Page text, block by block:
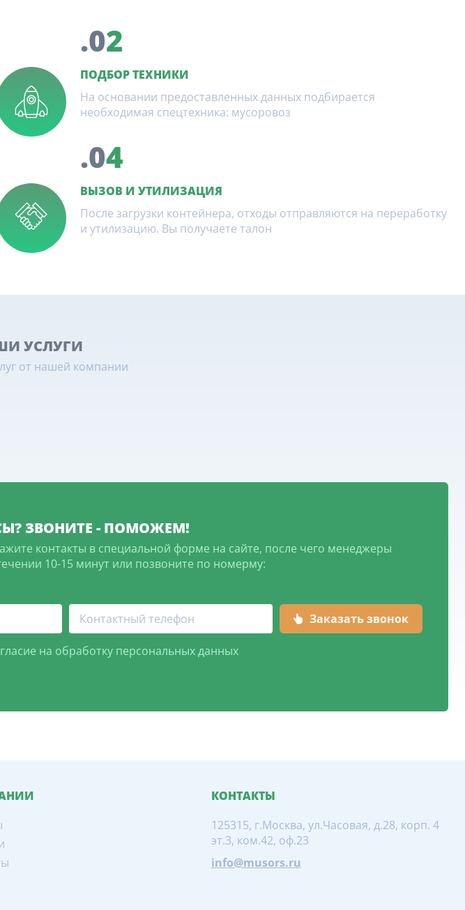
.02
ПОДБОР ТЕХНИКИ
На основании предоставленных данных подбирается
необходимая спецтехника: мусоровоз
.04
ВЫЗОВ И УТИЛИЗАЦИЯ
После загрузки контейнера, отходы отправляются на переработку
и утилизацию. Вы получаете талон
УСЛУГИ
от нашей компании
ЗВОНИТЕ - ПОМОЖЕМ!
контакты в специальной форме на сайте, после чего менеджеры
10-15 минут или позвоните по номерму:
на обработку персональных данных
КОНТАКТЫ
125315, г.Москва, ул.Часовая, д.28, корп. 4
эт.3, ком.42, оф.23
info@musors.ru